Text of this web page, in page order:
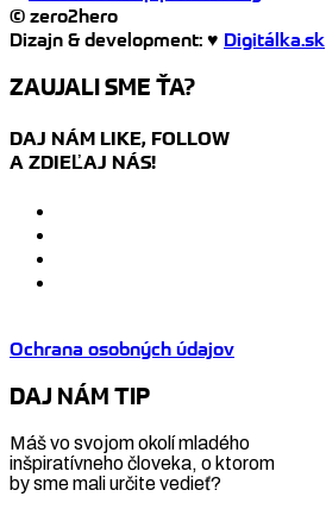
© zero2hero
Dizajn & development: ♥ Digitálka.sk
ZAUJALI SME ŤA?
DAJ NÁM LIKE, FOLLOW
A ZDIEĽAJ NÁS!
Ochrana osobných údajov
DAJ NÁM TIP
Máš vo svojom okolí mladého
inšpiratívneho človeka, o ktorom
by sme mali určite vedieť?